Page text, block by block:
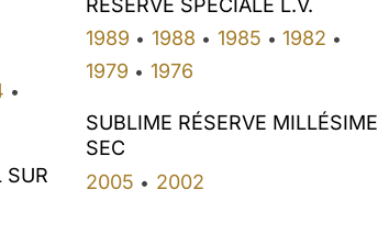
•
SUR
RÉSERVE SPÉCIALE L.V.
1989 • 1988 • 1985 • 1982 •
1979 • 1976
SUBLIME RÉSERVE MILLÉSIME
SEC
2005 • 2002